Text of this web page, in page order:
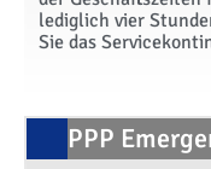
lediglich vier
Sie das
PPP